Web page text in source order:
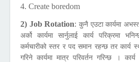
4. Create boredom
2) Job Rotation:कुनै एउटा कार्यमा
अर्को कार्यमा सार्नुलाई कार्य परिक्रमा
कर्मचारीको स्तर र पद समान रहन्छ तर कार्य
गरिने कार्यमा मात्र परिवर्तन गरिन्छ ।